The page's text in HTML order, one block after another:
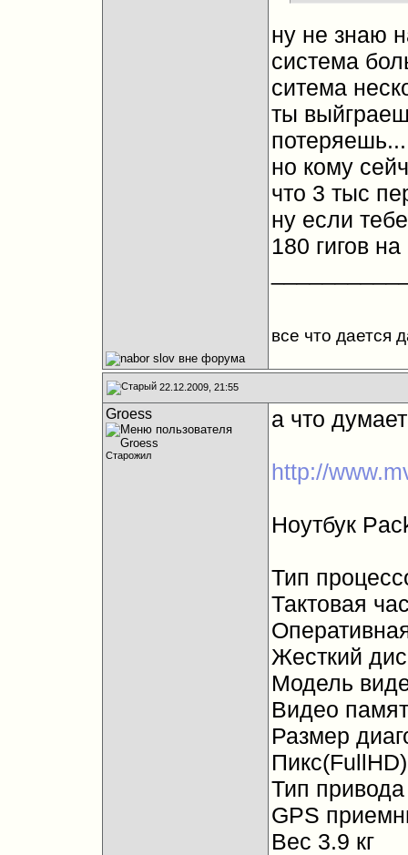
ну не знаю
система
ситема
ты
потеряешь...
но кому
что 3 тыс
ну если
180 гигов
все что дается
22.12.2009, 21:55
Groess
Старожил
а что
http://
Ноутбук
Тип
Тактовая
Жесткий
Модель
Видео
Размер
Пикс(FullHD)
Тип
GPS
Вес 3.9 кг